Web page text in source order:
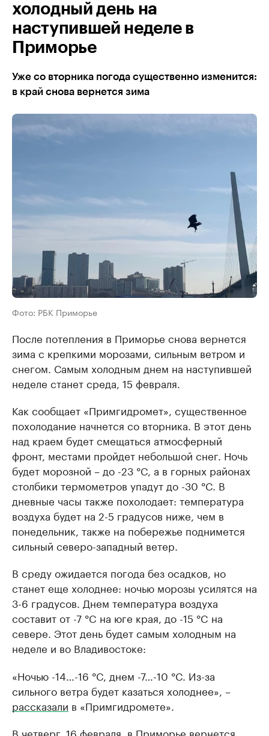
холодный день на
наступившей неделе в
Приморье
Уже со вторника погода существенно изменится:
в край снова вернется зима
Фото: РБК Приморье
После потепления в Приморье снова вернется
зима с крепкими морозами, сильным ветром и
снегом. Самым холодным днем на наступившей
неделе станет среда, 15 февраля.
Как сообщает «Примгидромет», существенное
похолодание начнется со вторника. В этот день
над краем будет смещаться атмосферный
фронт, местами пройдет небольшой снег. Ночь
будет морозной – до -23 °C, а в горных районах
столбики термометров упадут до -30 °C. В
дневные часы также похолодает: температура
воздуха будет на 2-5 градусов ниже, чем в
понедельник, также на побережье поднимется
сильный северо-западный ветер.
В среду ожидается погода без осадков, но
станет еще холоднее: ночью морозы усилятся на
3-6 градусов. Днем температура воздуха
составит от -7 °C на юге края, до -15 °C на
севере. Этот день будет самым холодным на
неделе и во Владивостоке:
«Ночью -14…-16 °C, днем -7…-10 °C. Из-за
сильного ветра будет казаться холоднее», –
рассказали в «Примгидромете».
В четверг, 16 февраля, в Приморье вернется